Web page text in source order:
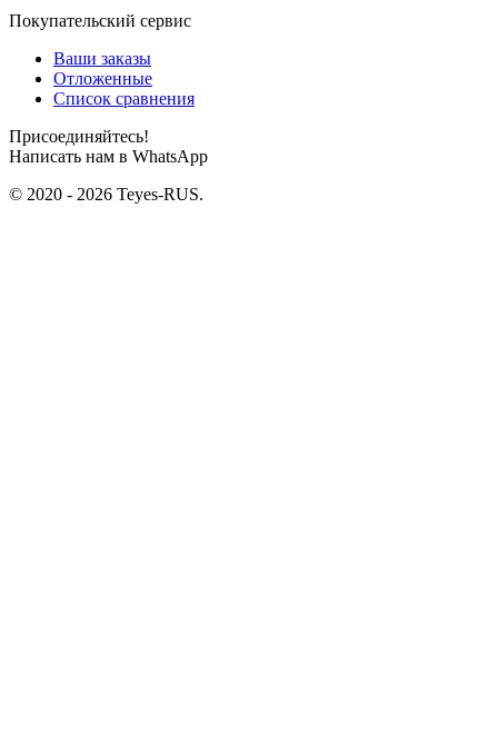
Покупательский сервис
Ваши заказы
Отложенные
Список сравнения
Присоединяйтесь!
Написать нам в WhatsApp
© 2020 - 2026 Teyes-RUS.